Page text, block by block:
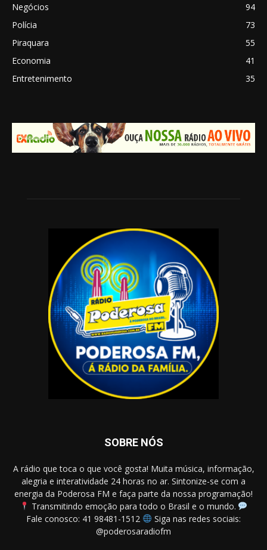
Negócios
94
Polícia
73
Piraquara
55
Economia
41
Entretenimento
35
SOBRE NÓS
A rádio que toca o que você gosta! Muita música, informação,
alegria e interatividade 24 horas no ar. Sintonize-se com a
energia da Poderosa FM e faça parte da nossa programação!
Transmitindo emoção para todo o Brasil e o mundo.
Fale conosco: 41 98481-1512
Siga nas redes sociais:
@poderosaradiofm